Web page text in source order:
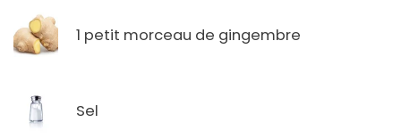
1 petit morceau de gingembre
Sel